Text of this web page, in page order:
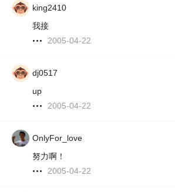
king2410
我接
2005-04-22
dj0517
up
2005-04-22
OnlyFor_love
努力啊！
2005-04-22